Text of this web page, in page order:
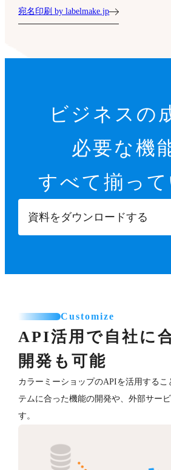
宛名印刷 by labelmake.jp
ビジネスの
必要な機
すべて揃っ
資料をダウンロードする
Customize
API活用で自社に
開発も可能
カラーミーショップのAPIを活用するこ
テムに合った機能の開発や、外部サー
す。